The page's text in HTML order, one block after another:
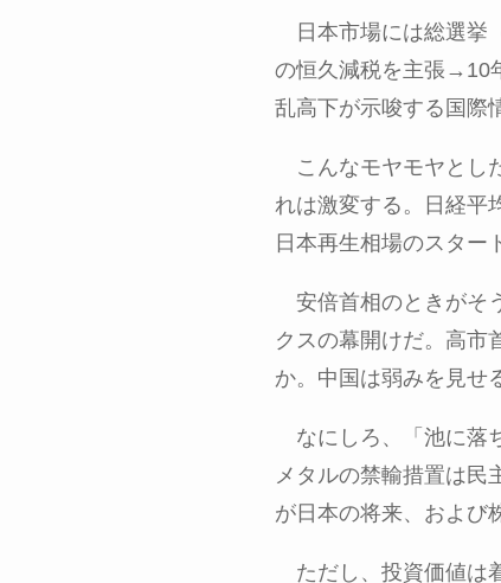
日本市場には総選挙
の恒久減税を主張 →10
乱高下が示唆する国際
こんなモヤモヤとし
れは激変する。日経平
日本再生相場のスター
安倍首相のときがそ
クスの幕開けだ。高市
か。中国は弱みを見せ
なにしろ、「池に落
メタルの禁輸措置は民
が日本の将来、および
ただし、投資価値は